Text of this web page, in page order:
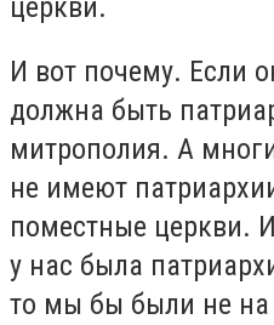
церкви.
И вот почему. Если
должна быть
митрополия. А
не имеют
поместные церкви.
у нас была
то мы бы были не на